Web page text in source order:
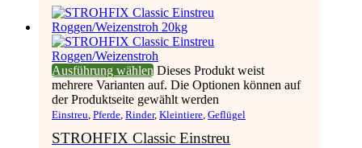
Ausführung wählen Dieses Produkt weist
mehrere Varianten auf. Die Optionen können auf
der Produktseite gewählt werden
Einstreu, Pferde, Rinder, Kleintiere, Geflügel
STROHFIX Classic Einstreu